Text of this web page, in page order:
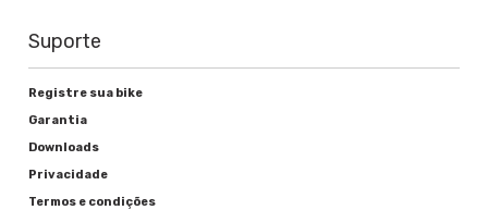
Suporte
Registre sua bike
Garantia
Downloads
Privacidade
Termos e condições